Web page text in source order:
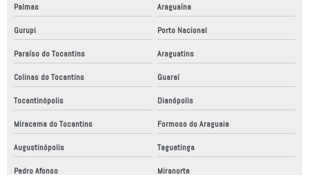
Palmas
Araguaína
Gurupi Porto Nacional
Paraíso do Tocantins Araguatins
Colinas do Tocantins Guaraí
Tocantinópolis Dianópolis
Miracema do Tocantins Formoso do Araguaia
Augustinópolis Taguatinga
Pedro Afonso Miranorte